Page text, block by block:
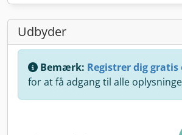
Udbyder
Bemærk: Registrer dig
for at få adgang til alle